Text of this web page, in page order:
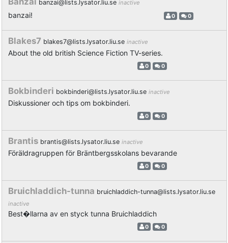
banzai@lists.lysator.liu.se inactive
banzai! 0 0
Blakes7 blakes7@lists.lysator.liu.se inactive
About the old british Science Fiction TV-series.
0 0
Bokbinderi bokbinderi@lists.lysator.liu.se inactive
Diskussioner och tips om bokbinderi.
0 0
Brantis brantis@lists.lysator.liu.se inactive
Föräldragruppen för Bräntbergsskolans bevarande
0 0
Bruichladdich-tunna bruichladdich-tunna@lists.lysator.liu.se
inactive
Best�llarna av en styck tunna Bruichladdich
0 0